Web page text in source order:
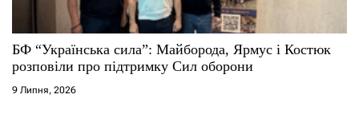
БФ “Українська сила”: Майборода, Ярмус і Костюк
розповіли про підтримку Сил оборони
9 Липня, 2026